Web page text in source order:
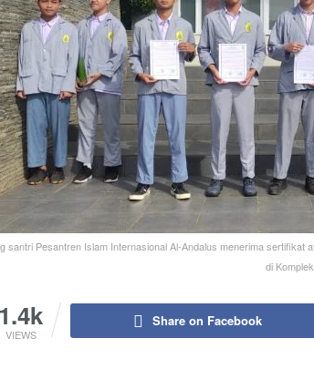
santri Pesantren Islam Internasional Al-Andalus menerima
di
1.4k
VIEWS
Share on Facebook